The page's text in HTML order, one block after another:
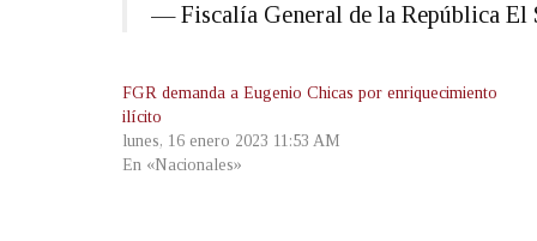
— Fiscalía General de la República El
FGR demanda a Eugenio Chicas por enriquecimiento
ilícito
lunes, 16 enero 2023 11:53 AM
En «Nacionales»